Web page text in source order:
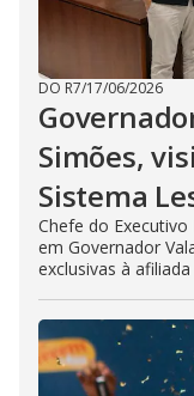
DO R7/17/06/2026
Simões,
Sistema
Chefe do
em Governador
exclusivas à afiliada